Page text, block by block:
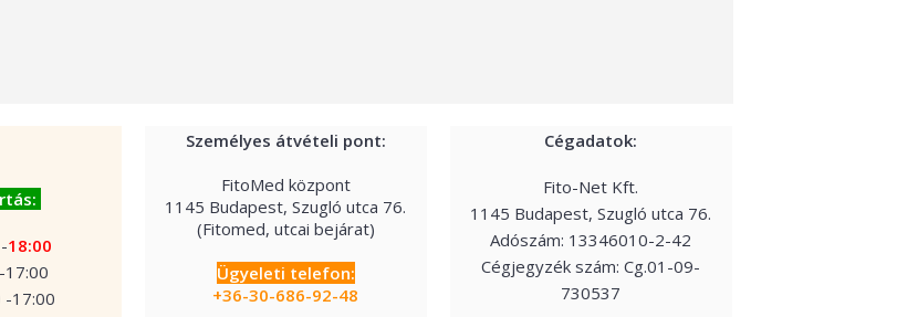
-18:00
17:00
-17:00
Személyes átvételi pont:
FitoMed központ
1145 Budapest, Szugló utca 76.
(Fitomed, utcai bejárat)
Ügyeleti telefon:
+36-30-686-92-48
Cégadatok:
Fito-Net Kft.
1145 Budapest, Szugló utca 76.
Adószám: 13346010-2-42
Cégjegyzék szám: Cg.01-09-
730537